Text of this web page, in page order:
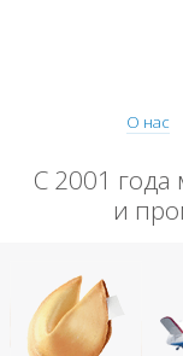
О нас
С 2001
и